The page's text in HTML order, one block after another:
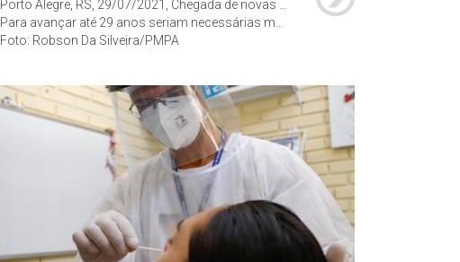
Para avançar até 29 anos seriam necessárias mais 14.125 doses de imunizantes. Para chegar a essa faixa etária, a prefeitura aguarda a chegada de novas entregas de vacinas. Porto Alegre é a primeira capital do país a atingir a marca de um em cada três habitantes com imunização completa.
Foto: Robson Da Silveira/PMPA